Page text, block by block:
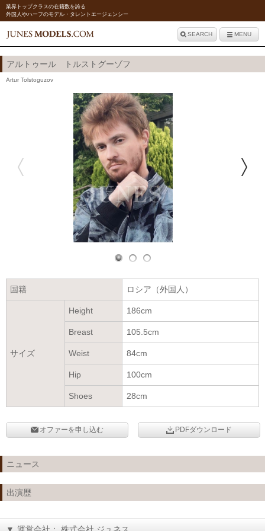
業界トップクラスの在籍数を誇る
外国人やハーフのモデル・タレントエージェンシー
SEARCH MENU
アルトゥール トルストグーゾフ
Artur Tolstoguzov
国籍 ロシア（外国人）
サイズ
Height 186cm
Breast 105.5cm
Weist 84cm
Hip 100cm
Shoes 28cm
オファーを申し込む PDFダウンロード
ニュース
出演歴